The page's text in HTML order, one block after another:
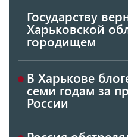
Государству
Харьковской
городищем
В Харькове
семи годам за
России